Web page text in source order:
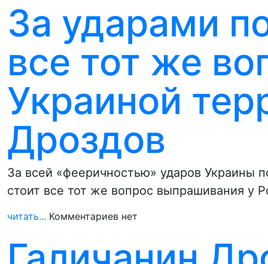
За ударами
все тот же
Украиной
Дроздов
За всей «фееричностью» ударов Украины
стоит все тот же вопрос выпрашивания у
читать... Комментариев нет